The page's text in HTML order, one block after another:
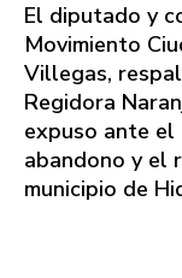
El diputado y
Movimiento
Villegas,
Regidora
expuso ante el
abandono y el
municipio de